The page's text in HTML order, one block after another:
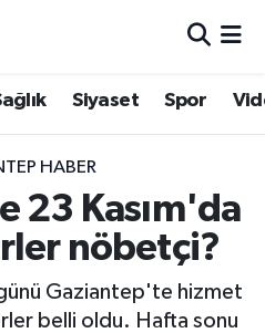
Siyaset Spor
HABER
23 Kasım'da
nöbetçi?
Gaziantep'te hizmet
belli oldu. Hafta sonu